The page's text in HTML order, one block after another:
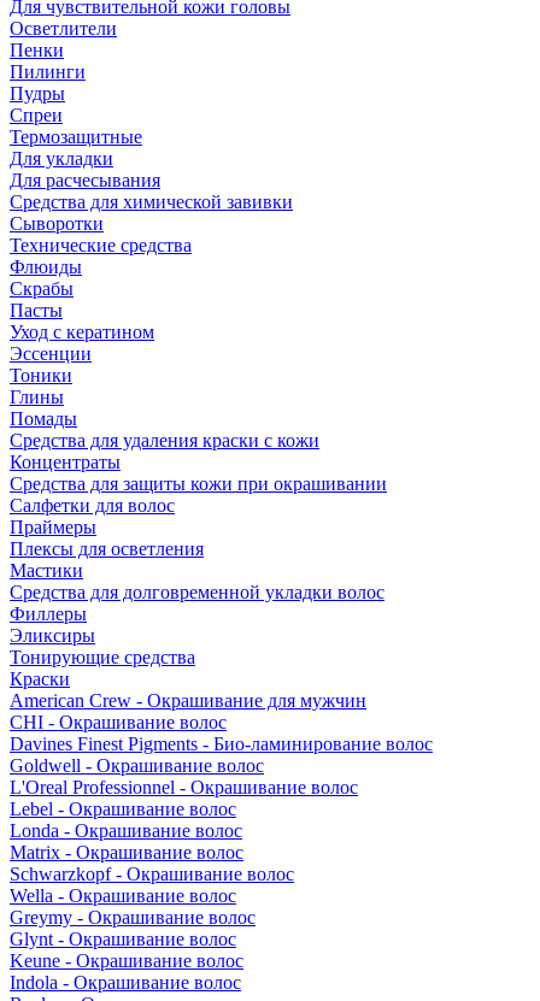
Для чувствительной кожи головы
Осветлители
Пенки
Пилинги
Пудры
Спреи
Термозащитные
Для укладки
Для расчесывания
Средства для химической завивки
Сыворотки
Технические средства
Флюиды
Скрабы
Пасты
Уход с кератином
Эссенции
Тоники
Глины
Помады
Средства для удаления краски с кожи
Концентраты
Средства для защиты кожи при окрашивании
Салфетки для волос
Праймеры
Плексы для осветления
Мастики
Средства для долговременной укладки волос
Филлеры
Эликсиры
Тонирующие средства
Краски
American Crew - Окрашивание для мужчин
CHI - Окрашивание волос
Davines Finest Pigments - Био-ламинирование волос
Goldwell - Окрашивание волос
L'Oreal Professionnel - Окрашивание волос
Lebel - Окрашивание волос
Londa - Окрашивание волос
Matrix - Окрашивание волос
Schwarzkopf - Окрашивание волос
Wella - Окрашивание волос
Greymy - Окрашивание волос
Glynt - Окрашивание волос
Keune - Окрашивание волос
Indola - Окрашивание волос